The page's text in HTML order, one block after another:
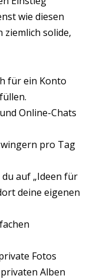
wie diesen
solide,
für ein Konto
Online-Chats
pro Tag
auf „Ideen für
deine eigenen
Fotos
Alben